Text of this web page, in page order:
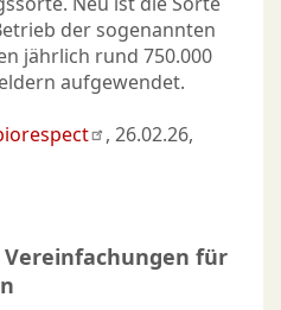
der sogenannten
jährlich rund 750.000
aufgewendet.
, 26.02.26,
Vereinfachungen für